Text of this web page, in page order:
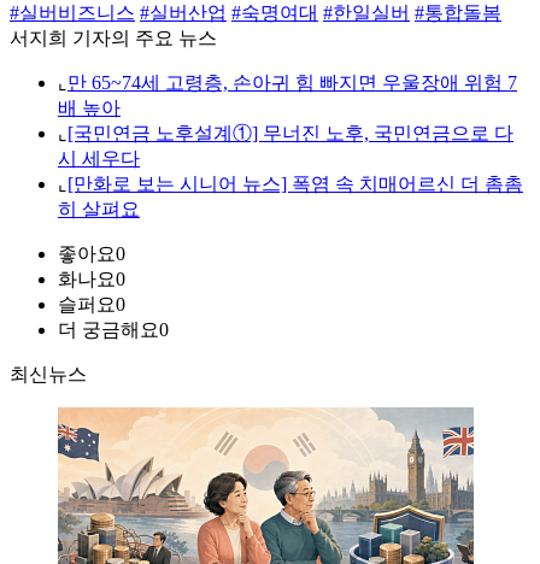
#실버비즈니스 #실버산업 #숙명여대 #한일실버 #통합돌봄
서지희 기자의 주요 뉴스
⌞ 만 65~74세 고령층, 손아귀 힘 빠지면 우울장애 위험 7
배 높아
⌞ [국민연금 노후설계①] 무너진 노후, 국민연금으로 다
시 세우다
⌞ [만화로 보는 시니어 뉴스] 폭염 속 치매어르신 더 촘촘
히 살펴요
좋아요0
화나요0
슬퍼요0
더 궁금해요0
최신뉴스